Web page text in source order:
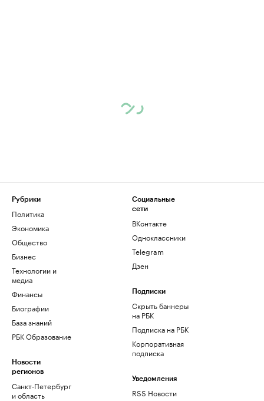
Рубрики
Политика
Экономика
Общество
Бизнес
Технологии и
медиа
Финансы
Биографии
База знаний
РБК Образование
Новости
регионов
Санкт-Петербург
и область
Социальные
сети
ВКонтакте
Одноклассники
Telegram
Дзен
Подписки
Скрыть баннеры
на РБК
Подписка на РБК
Корпоративная
подписка
Уведомления
RSS Новости